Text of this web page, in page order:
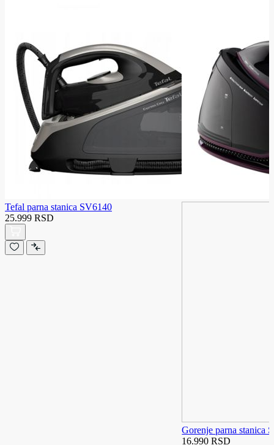
Tefal parna stanica SV6140
25.999 RSD
Gorenje parna stanica
16.990 RSD